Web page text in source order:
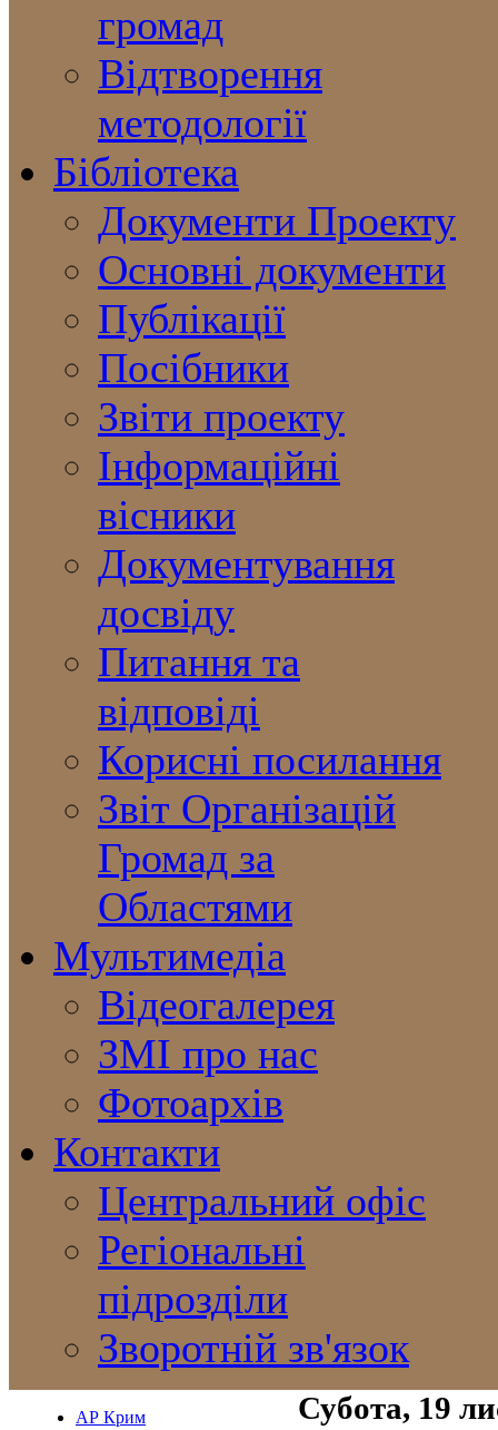
громад
Відтворення
методології
Бібліотека
Документи Проекту
Основні документи
Публікації
Посібники
Звіти проекту
Інформаційні
вісники
Документування
досвіду
Питання та
відповіді
Корисні посилання
Звіт Організацій
Громад за
Областями
Мультимедіа
Відеогалерея
ЗМІ про нас
Фотоархів
Контакти
Центральний офіс
Регіональні
підрозділи
Зворотній зв'язок
АР Крим
Субота, 19